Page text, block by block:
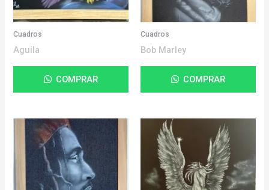
Cuadros
Aguila
COMPRAR
Cuadros
Bob Marley
COMPRAR